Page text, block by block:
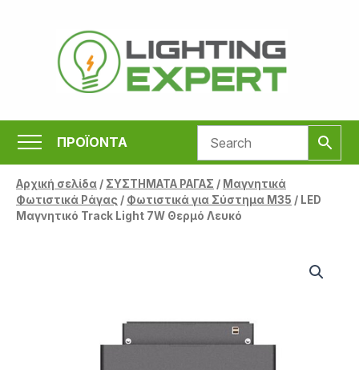
περιεχόμενο
ΠΡΟΪΟΝΤΑ
Αρχική σελίδα/ ΣΥΣΤΗΜΑΤΑ ΡΑΓΑΣ / Μαγνητικά
Φωτιστικά Ράγας / Φωτιστικά για Σύστημα Μ35 / LED
Μαγνητικό Track Light 7W Θερμό Λευκό